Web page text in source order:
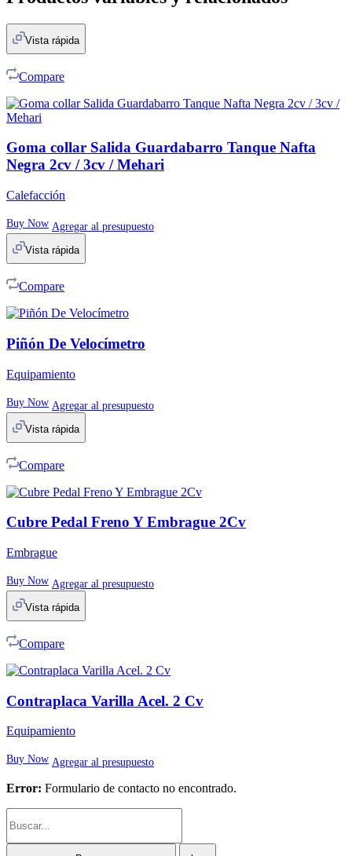
Vista rápida
Compare
Goma collar Salida Guardabarro Tanque Nafta
Negra 2cv / 3cv / Mehari
Calefacción
Buy Now Agregar al presupuesto
Vista rápida
Compare
Piñón De Velocímetro
Equipamiento
Buy Now Agregar al presupuesto
Vista rápida
Compare
Cubre Pedal Freno Y Embrague 2Cv
Embrague
Buy Now Agregar al presupuesto
Vista rápida
Compare
Contraplaca Varilla Acel. 2 Cv
Equipamiento
Buy Now Agregar al presupuesto
Error: Formulario de contacto no encontrado.